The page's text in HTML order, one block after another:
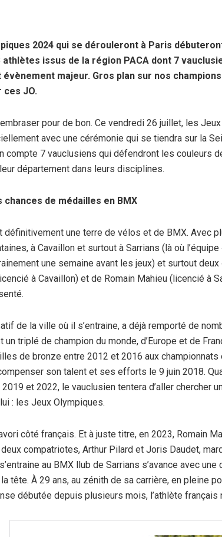
n
g
e
A
p
p
2024 qui se dérouleront à Paris
athlètes issus de la région PACA dont 7
majeur. Gros plan sur nos
ces JO.
pour de bon. Ce vendredi 26 juillet, les
avec une cérémonie qui se tiendra sur la
compte 7 vauclusiens qui défendront les couleurs
département dans leurs disciplines.
chances de médailles en BMX
définitivement une terre de vélos et de BMX. Avec
à Cavaillon et surtout à Sarrians (là où
une semaine avant les jeux) et surtout
à Cavaillon) et de Romain Mahieu (licencié à
de la ville où il s’entraine, a déjà remporté de
un triplé de champion du monde, d’Europe et de
de bronze entre 2012 et 2016 aux championnats
son talent et ses efforts le 9 juin 2018.
et 2022, le vauclusien tentera d’aller chercher
: les Jeux Olympiques.
côté français. Et à juste titre, en 2023, Romain
compatriotes, Arthur Pilard et Joris Daudet,
au BMX llub de Sarrians s’avance avec
tête. À 29 ans, au zénith de sa carrière, en pleine
débutée depuis plusieurs mois, l’athlète français